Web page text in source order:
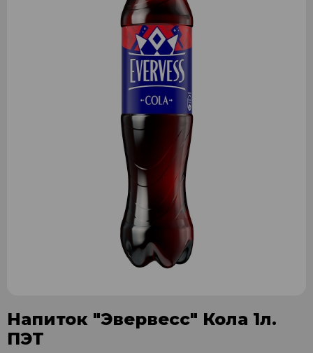
Напиток "Эвервесс" Кола 1л.
ПЭТ